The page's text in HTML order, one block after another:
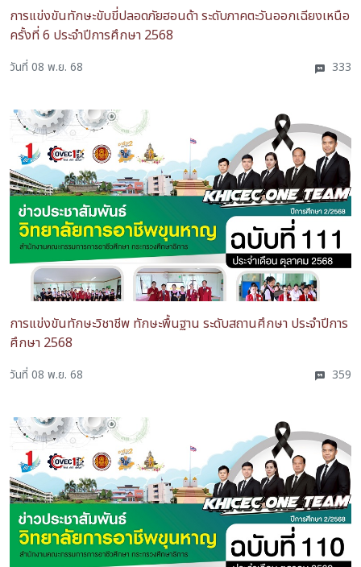
การแข่งขันทักษะขับขี่ปลอดภัยฮอนด้า ระดับภาคตะวันออกเฉียงเหนือ
ครั้งที่ 6 ประจำปีการศึกษา 2568
วันที่ 08 พ.ย. 68 333
การแข่งขันทักษะวิชาชีพ ทักษะพื้นฐาน ระดับสถานศึกษา ประจำปีการ
ศึกษา 2568
วันที่ 08 พ.ย. 68 359